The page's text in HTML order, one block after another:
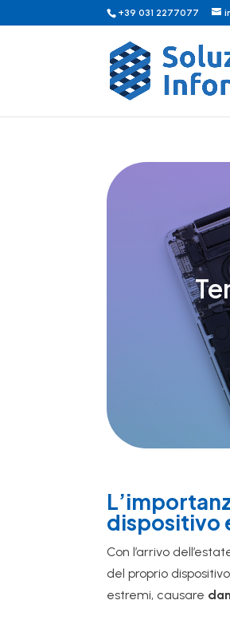
+39 031 2277077
dispositivo
Con l’arrivo
del proprio
estremi, causare